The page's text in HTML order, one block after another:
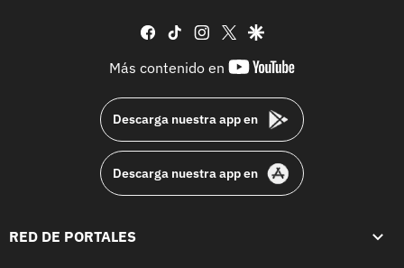
facebook
tiktok instagram
twittergoogle
Más contenido en
youtube-
Descarga nuestra app en
Descarga nuestra app en
RED DE PORTALES